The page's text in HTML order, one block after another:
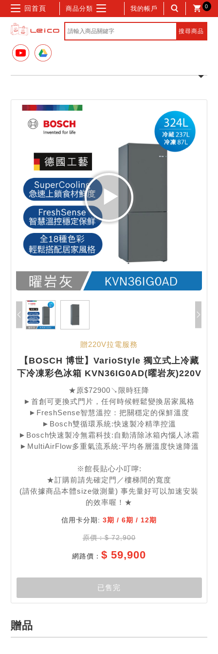
回首頁 商品分類 我的帳戶 0
贈220V拉電服務
【BOSCH 博世】VarioStyle 獨立式上冷藏
下冷凍彩色冰箱 KVN36IG0AD(曜岩灰)220V
★原$72900↘限時狂降
►首創可更換式門片，任何時候輕鬆變換居家風格
►FreshSense智慧溫控：把關穩定的保鮮溫度
►Bosch雙循環系統:快速製冷精準控溫
►Bosch快速製冷無霜科技:自動清除冰箱內惱人冰霜
►MultiAirFlow多重氣流系統:平均各層溫度快速降溫
※館長貼心小叮嚀:
★訂購前請先確定門／樓梯間的寬度
(請依據商品本體size做測量) 事先量好可以加速安裝
的效率喔！★
信用卡分期: 3期 / 6期 / 12期
原價：$ 72,900
網路價： $ 59,900
贈品